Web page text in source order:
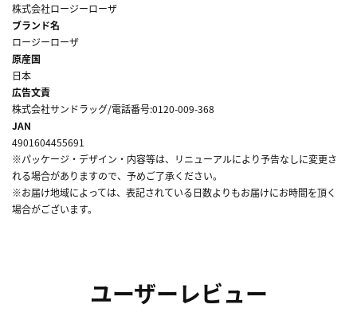
株式会社ロージーローザ
ブランド名
ロージーローザ
原産国
日本
広告文責
株式会社サンドラッグ/電話番号:0120-009-368
JAN
4901604455691
※パッケージ・デザイン・内容等は、リニューアルにより予告なしに変更さ
れる場合がありますので、予めご了承ください。
※お届け地域によっては、表記されている日数よりもお届けにお時間を頂く
場合がございます。
ユーザーレビュー